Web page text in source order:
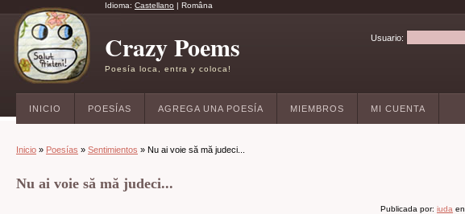
Idioma: Castellano | Româna
Crazy Poems
Poesía loca, entra y coloca!
Usuario:
INICIO POESÍAS AGREGA UNA POESÍA MIEMBROS MI CUENTA
Inicio » Poesías » Sentimientos » Nu ai voie să mă judeci...
Nu ai voie să mă judeci...
Publicada por: iuda en